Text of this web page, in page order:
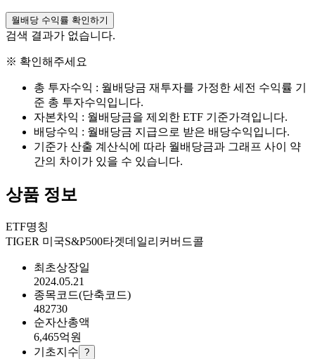
월배당 수익률 확인하기
검색 결과가 없습니다.
※ 확인해주세요
총 투자수익 : 월배당금 재투자를 가정한 세전 수익률 기
준 총 투자수익입니다.
자본차익 : 월배당금을 제외한 ETF 기준가격입니다.
배당수익 : 월배당금 지급으로 받은 배당수익입니다.
기준가 산출 계산식에 따라 월배당금과 그래프 사이 약
간의 차이가 있을 수 있습니다.
상품 정보
ETF명칭
TIGER 미국S&P500타겟데일리커버드콜
최초상장일
2024.05.21
종목코드(단축코드)
482730
순자산총액
6,465억원
기초지수 ?